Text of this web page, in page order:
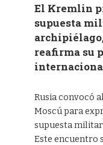
El Kremlin
supuesta
reafirma su
Rusia convocó
Moscú para
supuesta
Este encuentro